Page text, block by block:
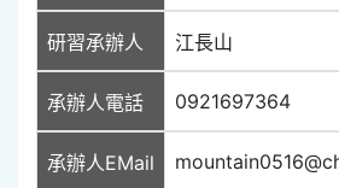
研習承辦人 江長山
承辦人電話 0921697364
承辦人EMail